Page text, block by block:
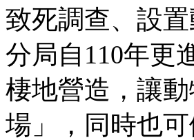
致死調查、設
分局自110年更
棲地營造，讓
場」，同時也